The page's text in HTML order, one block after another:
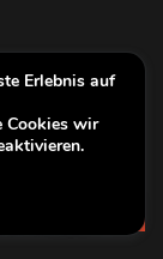
CAMERA
Erlebnis auf
Cookies wir